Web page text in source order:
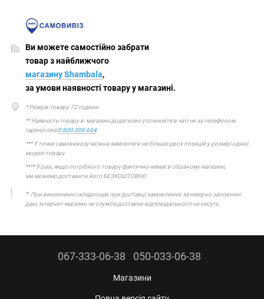
Ви можете самостійно забрати
товар з найближчого
магазину Shambala,
за умови наявності товару у магазині.
* Резерв товару 72 години.
** Наявність товару в магазині додатково уточнюйте в чаті чи за телефоном
гарячої лінії0 800 300 604
*** У точки самовивозу можна замовляти не більше двох позицій у розмірі однієї
моделі товару
**** У разі, якщо потрібного товару фактично немає в обраному магазині,
ми можемо доставити його БЕЗКОШТОВНО.
*При виникненні складнощів при доставці замовлення, за невірно заповнені
дані, інтернет-магазин чи служба доставки відповідальності не несуть
067-333-06-38 050-033-06-38
Магазини